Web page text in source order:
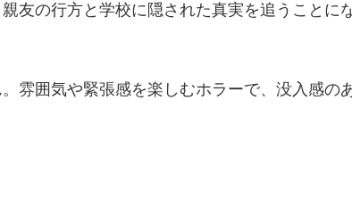
友の行方と学校に隠された真実を追うことに
雰囲気や緊張感を楽しむホラーで、没入感の